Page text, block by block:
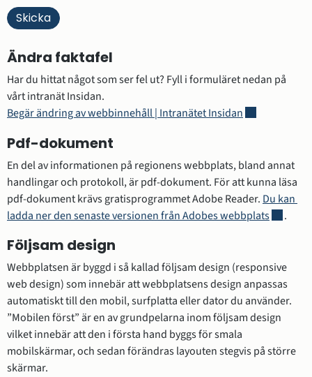
Ändra faktafel
Har du hittat något som ser fel ut? Fyll i formuläret nedan på
vårt intranät Insidan.
Begär ändring av webbinnehåll | Intranätet Insidan
Pdf-dokument
En del av informationen på regionens webbplats, bland annat
handlingar och protokoll, är pdf-dokument. För att kunna läsa
pdf-dokument krävs gratisprogrammet Adobe Reader. Du kan
ladda ner den senaste versionen från Adobes webbplatsLänk till
.
Följsam design
Webbplatsen är byggd i så kallad följsam design (responsive
web design) som innebär att webbplatsens design anpassas
automatiskt till den mobil, surfplatta eller dator du använder.
”Mobilen först” är en av grundpelarna inom följsam design
vilket innebär att den i första hand byggs för smala
mobilskärmar, och sedan förändras layouten stegvis på större
skärmar.